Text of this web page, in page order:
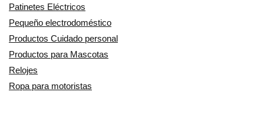
Patinetes Eléctricos
Pequeño electrodoméstico
Productos Cuidado personal
Productos para Mascotas
Relojes
Ropa para motoristas